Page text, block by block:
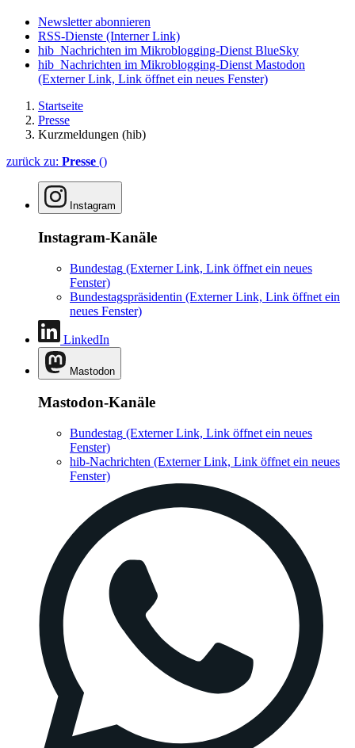
Newsletter abonnieren
RSS-Dienste (Interner Link)
hib_Nachrichten im Mikroblogging-Dienst BlueSky
hib_Nachrichten im Mikroblogging-Dienst Mastodon
(Externer Link, Link öffnet ein neues Fenster)
Startseite
Presse
Kurzmeldungen (hib)
zurück zu: Presse ()
Instagram
Instagram-Kanäle
Bundestag (Externer Link, Link öffnet ein neues
Fenster)
Bundestagspräsidentin (Externer Link, Link öffnet ein
neues Fenster)
LinkedIn
Mastodon
Mastodon-Kanäle
Bundestag (Externer Link, Link öffnet ein neues
Fenster)
hib-Nachrichten (Externer Link, Link öffnet ein neues
Fenster)